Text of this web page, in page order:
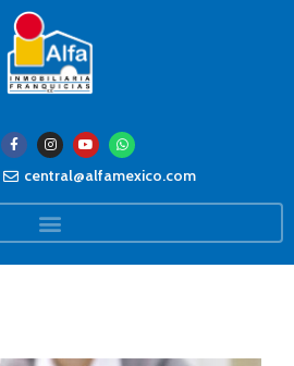
central@alfamexico.com